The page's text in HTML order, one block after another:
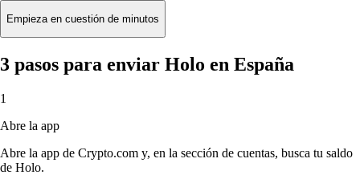
Empieza en cuestión de minutos
3 pasos para enviar Holo en España
1
Abre la app
Abre la app de Crypto.com y, en la sección de cuentas, busca tu saldo
de Holo.